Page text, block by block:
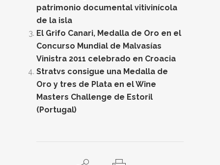
patrimonio documental vitivinícola
de la isla
El Grifo Canari, Medalla de Oro en el
Concurso Mundial de Malvasías
Vinistra 2011 celebrado en Croacia
Stratvs consigue una Medalla de
Oro y tres de Plata en el Wine
Masters Challenge de Estoril
(Portugal)